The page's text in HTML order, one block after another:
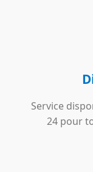
Service
24 pour